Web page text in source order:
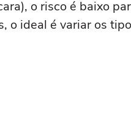
o risco é baixo
o ideal é variar os